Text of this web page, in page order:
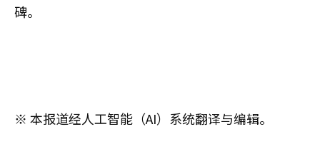
碑。
※ 本报道经人工智能（AI）系统翻译与编辑。